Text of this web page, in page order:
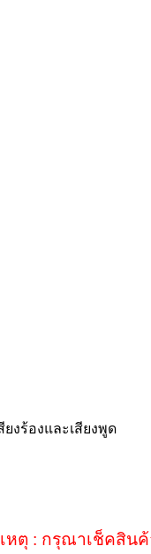
งร้องและเสียงพูด
หตุ : กรุณาเช็คสิน